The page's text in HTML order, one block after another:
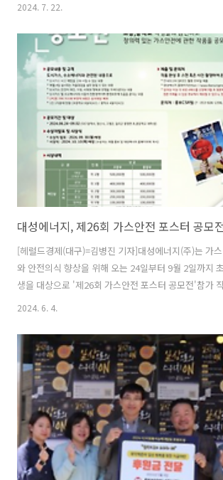
여한 대성에너지 직원들은 쪽방촌을 직접 방문해 선풍
한 후원 물품을 전달하고 쪽방 주민들의 안부와 건강 상
름철 위생 및 건강관리 방법을 안내했다. 중략... 원문출
2024. 7. 22.
대성에너지, 제26회 가스안전 포스터 공모
[헤럴드경제(대구)=김병진 기자]대성에너지(주)는 가
와 안전의식 향상을 위해 오는 24일부터 9월 2일까지
생을 대상으로 '제26회 가스안전 포스터 공모전'참가
실시되는 가스안전 자율점검을 널리 알릴 수 있는 내
소의 사용이 친환경적이며 환경보호에 도움을 준다는
에 대한 참신하고 창의력 있는 작품을 공모한다.대구시
및 칠곡군 동명면에 소재한 초등·중학교 재학생이면
있으며 초등학생은 8절지, 중학생은 4절지 크기로 작
다. 중략.. 원..
2024. 6. 4.